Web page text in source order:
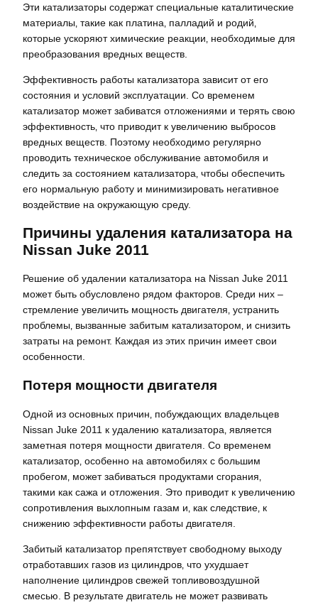
Эти катализаторы содержат специальные каталитические
материалы‚ такие как платина‚ палладий и родий‚
которые ускоряют химические реакции‚ необходимые для
преобразования вредных веществ.
Эффективность работы катализатора зависит от его
состояния и условий эксплуатации. Со временем
катализатор может забиватся отложениями и терять свою
эффективность‚ что приводит к увеличению выбросов
вредных веществ. Поэтому необходимо регулярно
проводить техническое обслуживание автомобиля и
следить за состоянием катализатора‚ чтобы обеспечить
его нормальную работу и минимизировать негативное
воздействие на окружающую среду.
Причины удаления катализатора на
Nissan Juke 2011
Решение об удалении катализатора на Nissan Juke 2011
может быть обусловлено рядом факторов. Среди них –
стремление увеличить мощность двигателя‚ устранить
проблемы‚ вызванные забитым катализатором‚ и снизить
затраты на ремонт. Каждая из этих причин имеет свои
особенности.
Потеря мощности двигателя
Одной из основных причин‚ побуждающих владельцев
Nissan Juke 2011 к удалению катализатора‚ является
заметная потеря мощности двигателя. Со временем
катализатор‚ особенно на автомобилях с большим
пробегом‚ может забиваться продуктами сгорания‚
такими как сажа и отложения. Это приводит к увеличению
сопротивления выхлопным газам и‚ как следствие‚ к
снижению эффективности работы двигателя.
Забитый катализатор препятствует свободному выходу
отработавших газов из цилиндров‚ что ухудшает
наполнение цилиндров свежей топливовоздушной
смесью. В результате двигатель не может развивать